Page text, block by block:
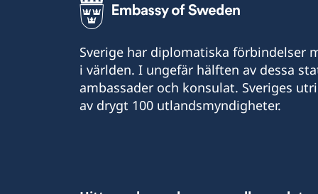
Sverige har diplomatiska förbindelser
i världen. I ungefär hälften av dessa
ambassader och konsulat. Sveriges
av drygt 100 utlandsmyndigheter.